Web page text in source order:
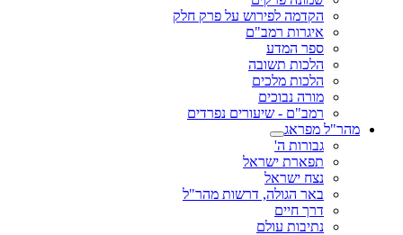
הקדמה לפירוש על פרק חלק
איגרות רמב"ם
ספר המדע
הלכות תשובה
הלכות מלכים
מורה נבוכים
רמב"ם - שיעורים נפרדים
מהר"ל מפראג
גבורות ה'
תפארת ישראל
נצח ישראל
באר הגולה, דרשות מהר"ל
דרך חיים
נתיבות עולם